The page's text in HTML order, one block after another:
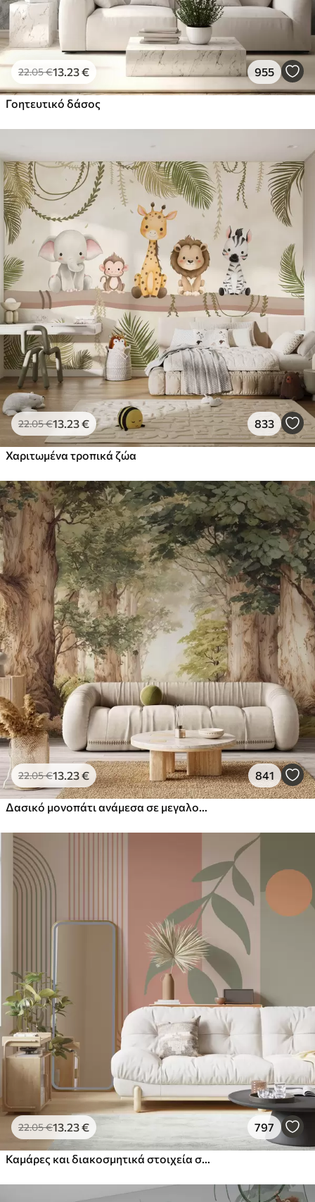
22.05€13 .23€ 955
Γοητευτικό δάσος
22.05€13 .23€ 833
Χαριτωμένα τροπικά ζώα
22.05€13 .23€ 841
22.05€13 .23€ 797